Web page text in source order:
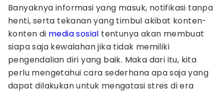
Banyaknya informasi yang masuk, notifikasi tanpa
henti, serta tekanan yang timbul akibat konten-
konten di media sosial tentunya akan membuat
siapa saja kewalahan jika tidak memiliki
pengendalian diri yang baik. Maka dari itu, kita
perlu mengetahui cara sederhana apa saja yang
dapat dilakukan untuk mengatasi stres di era